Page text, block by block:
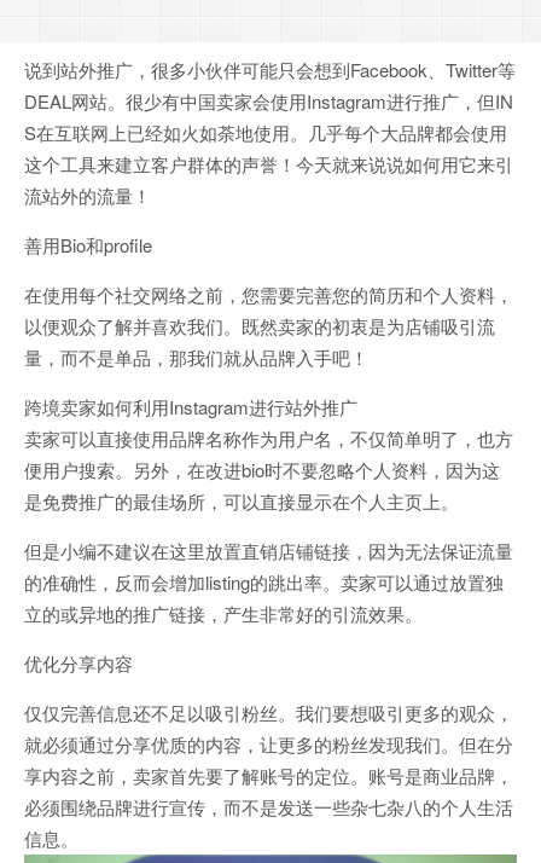
说到站外推广，很多小伙伴可能只会想到Facebook、Twitter等
DEAL网站。很少有中国卖家会使用Instagram进行推广，但IN
S在互联网上已经如火如荼地使用。几乎每个大品牌都会使用
这个工具来建立客户群体的声誉！今天就来说说如何用它来引
流站外的流量！
善用Bio和profile
在使用每个社交网络之前，您需要完善您的简历和个人资料，
以便观众了解并喜欢我们。既然卖家的初衷是为店铺吸引流
量，而不是单品，那我们就从品牌入手吧！
跨境卖家如何利用Instagram进行站外推广
卖家可以直接使用品牌名称作为用户名，不仅简单明了，也方
便用户搜索。另外，在改进bio时不要忽略个人资料，因为这
是免费推广的最佳场所，可以直接显示在个人主页上。
但是小编不建议在这里放置直销店铺链接，因为无法保证流量
的准确性，反而会增加listing的跳出率。卖家可以通过放置独
立的或异地的推广链接，产生非常好的引流效果。
优化分享内容
仅仅完善信息还不足以吸引粉丝。我们要想吸引更多的观众，
就必须通过分享优质的内容，让更多的粉丝发现我们。但在分
享内容之前，卖家首先要了解账号的定位。账号是商业品牌，
必须围绕品牌进行宣传，而不是发送一些杂七杂八的个人生活
信息。